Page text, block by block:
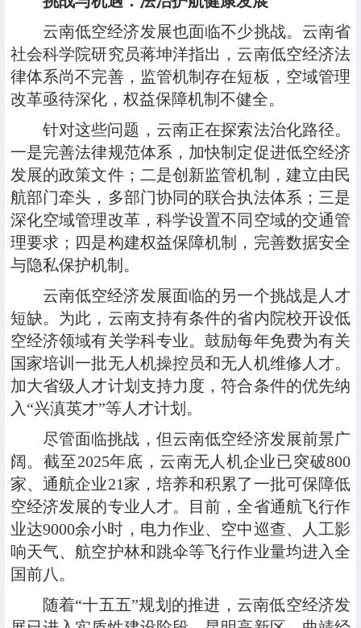
云南低空经济发展也面临不少挑战。云南省
社会科学院研究员蒋坤洋指出，云南低空经济法
律体系尚不完善，监管机制存在短板，空域管理
改革亟待深化，权益保障机制不健全。
针对这些问题，云南正在探索法治化路径。
一是完善法律规范体系，加快制定促进低空经济
发展的政策文件；二是创新监管机制，建立由民
航部门牵头，多部门协同的联合执法体系；三是
深化空域管理改革，科学设置不同空域的交通管
理要求；四是构建权益保障机制，完善数据安全
与隐私保护机制。
云南低空经济发展面临的另一个挑战是人才
短缺。为此，云南支持有条件的省内院校开设低
空经济领域有关学科专业。鼓励每年免费为有关
国家培训一批无人机操控员和无人机维修人才。
加大省级人才计划支持力度，符合条件的优先纳
入“兴滇英才”等人才计划。
尽管面临挑战，但云南低空经济发展前景广
阔。截至2025年底，云南无人机企业已突破800
家、通航企业21家，培养和积累了一批可保障低
空经济发展的专业人才。目前，全省通航飞行作
业达9000余小时，电力作业、空中巡查、人工影
响天气、航空护林和跳伞等飞行作业量均进入全
国前八。
随着“十五五”规划的推进，云南低空经济发